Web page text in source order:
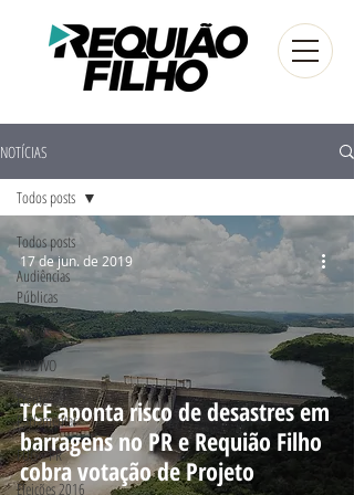
NOTÍCIAS
Todos posts
Audiências
Públicas
Artigos
AO VIVO
Frente
Parlamentar
FUG - PR
Eleições 2016
Todos posts
TCE aponta risco de desastres em
barragens no PR e Requião Filho
cobra votação de Projeto
17 de jun. de 2019